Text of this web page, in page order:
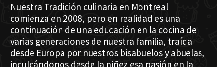
Nuestra Tradición culinaria en Montreal
comienza en 2008, pero en realidad es una
continuación de una educación en la cocina de
varias generaciones de nuestra familia, traída
desde Europa por nuestros bisabuelos y abuelas,
inculcándonos desde la niñez esa pasión en la